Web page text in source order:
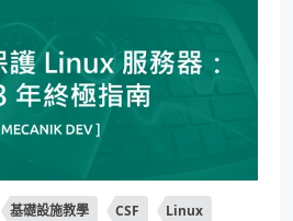
基礎設施教學 CSF Linux